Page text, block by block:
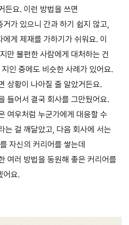
든요. 이런 방법을 쓰면
가 있으니 간과 하기 쉽지 않고,
게 제재를 가하기가 쉬워요. 이
만 불편한 사람에게 대처하는 건
인 중에도 비슷한 사례가 있어요.
상황이 나아질 줄 알았거든요.
들어서 결국 회사를 그만뒀어요.
여우처럼 누군가에게 대응할 수
는 걸 깨달았고, 다음 회사에 서는
자신의 커리어를 쌓는데
여러 방법을 동원해 좋은 커리어를
어요.